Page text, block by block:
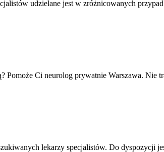
udzielane jest w zróżnicowanych
Ci neurolog prywatnie Warszawa. Nie
lekarzy specjalistów. Do dyspozycji